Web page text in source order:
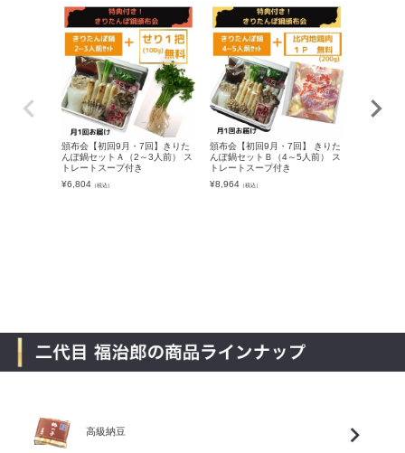
頒布会【初回9月・7回】きりた
んぽ鍋セットＡ（2～3人前） ス
トレートスープ付き
¥6,804 （税込）
頒布会【初回9月・7回】 きりた
んぽ鍋セットＢ（4～5人前） ス
トレートスープ付き
¥8,964 （税込）
高級納豆